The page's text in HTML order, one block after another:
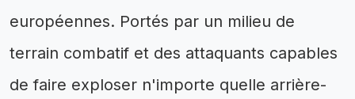
européennes. Portés par un milieu de
terrain combatif et des attaquants capables
de faire exploser n'importe quelle arrière-